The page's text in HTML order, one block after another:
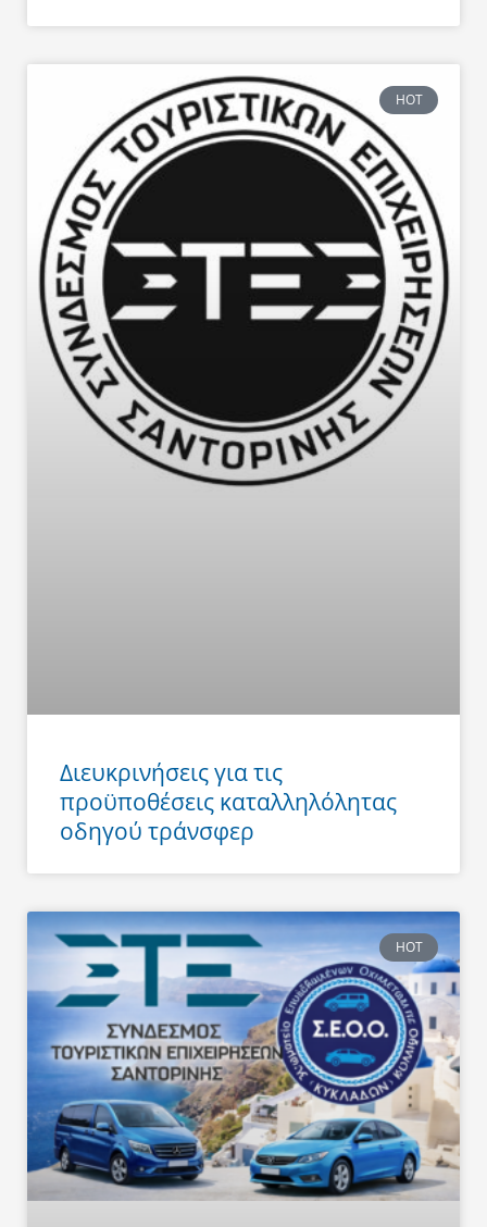
HOT
Διευκρινήσεις για τις
προϋποθέσεις καταλληλόλητας
οδηγού τράνσφερ
HOT